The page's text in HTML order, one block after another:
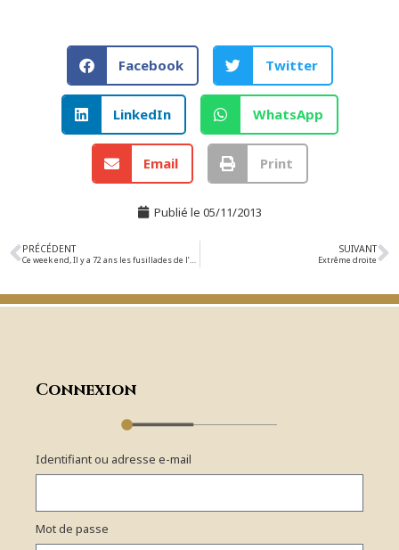
Facebook Twitter
LinkedIn WhatsApp
Email Print
Publié le 05/11/2013
PRÉCÉDENT SUIVANT
Extrême droite
Connexion
Identifiant ou adresse e-mail
Mot de passe